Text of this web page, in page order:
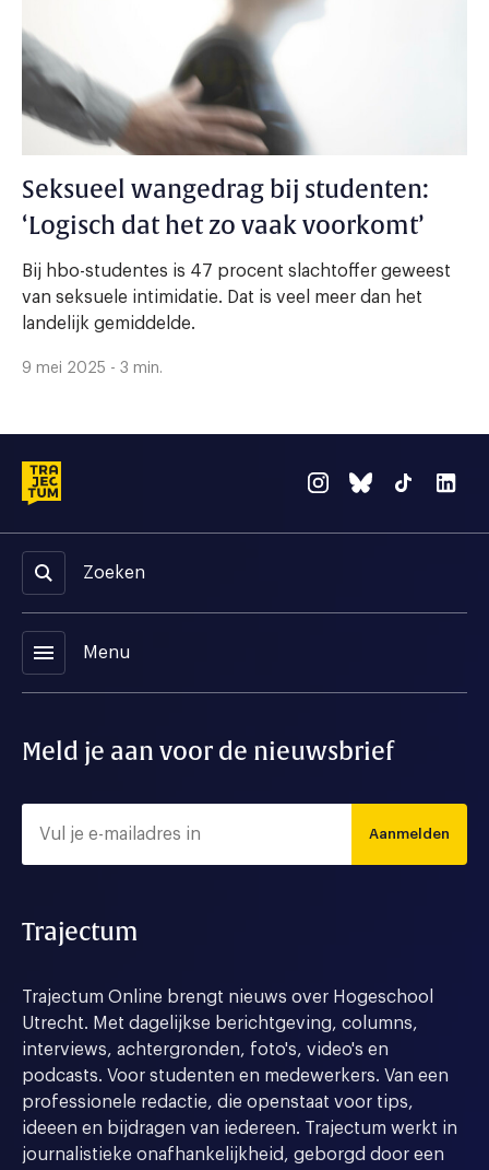
Seksueel wangedrag bij studenten:
‘Logisch dat het zo vaak voorkomt’
Bij hbo-studentes is 47 procent slachtoffer geweest
van seksuele intimidatie. Dat is veel meer dan het
landelijk gemiddelde.
9 mei 2025 - 3 min.
Zoeken
menu Menu
Meld je aan voor de nieuwsbrief
Aanmelden
Trajectum
Trajectum Online brengt nieuws over Hogeschool
Utrecht. Met dagelijkse berichtgeving, columns,
interviews, achtergronden, foto's, video's en
podcasts. Voor studenten en medewerkers. Van een
professionele redactie, die openstaat voor tips,
ideeen en bijdragen van iedereen. Trajectum werkt in
journalistieke onafhankelijkheid, geborgd door een